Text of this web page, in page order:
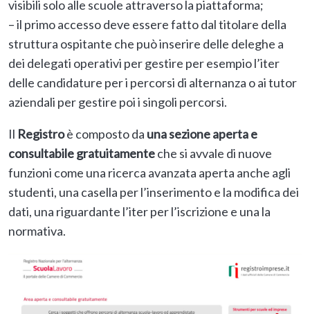
visibili solo alle scuole attraverso la piattaforma;
– il primo accesso deve essere fatto dal titolare della
struttura ospitante che può inserire delle deleghe a
dei delegati operativi per gestire per esempio l’iter
delle candidature per i percorsi di alternanza o ai tutor
aziendali per gestire poi i singoli percorsi.
Il Registroè composto da una sezione aperta e
consultabile gratuitamenteche si avvale di nuove
funzioni come una ricerca avanzata aperta anche agli
studenti, una casella per l’inserimento e la modifica dei
dati, una riguardante l’iter per l’iscrizione e una la
normativa.